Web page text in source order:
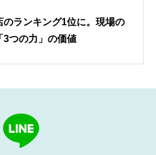
のランキング1位に。現場の
3つの力」の価値